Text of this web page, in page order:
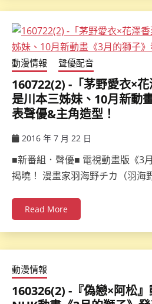
動漫情報 聲優配音
160722(2) -「茅野愛衣×花
是川本三姊妹、10月新動
表聲優&主角造型！
2016 年 7 月 22 日
■新番組．聲優■ 電視動畫版《3
揭曉！ 漫畫家羽海野チカ（羽海
Read More
動漫情報
160326(2) -『偽戀×阿松